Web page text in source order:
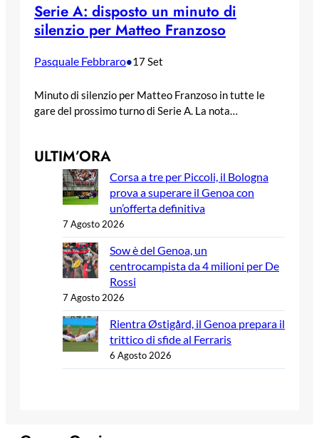
Serie A: disposto un minuto di
silenzio per Matteo Franzoso
Pasquale Febbraro•17 Set
Minuto di silenzio per Matteo Franzoso in tutte le
gare del prossimo turno di Serie A. La nota…
ULTIM’ORA
Corsa a tre per Piccoli, il Bologna
prova a superare il Genoa con
un’offerta definitiva
7 Agosto 2026
Sow è del Genoa, un
centrocampista da 4 milioni per De
Rossi
7 Agosto 2026
Rientra Østigård, il Genoa prepara il
trittico di sfide al Ferraris
6 Agosto 2026